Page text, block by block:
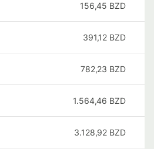
156,45 BZD
391,12 BZD
782,23 BZD
1.564,46 BZD
3.128,92 BZD